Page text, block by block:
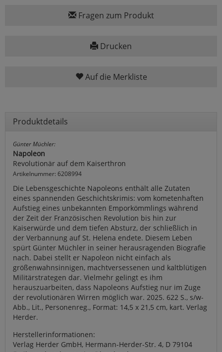
Fragen zum Produkt
Drucken
Auf die Merkliste
Produktdetails
Günter Müchler:
Napoleon
Revolutionär auf dem Kaiserthron
Artikelnummer: 6208994
Die Lebensgeschichte Napoleons enthält alle Zutaten
eines spannenden Geschichtskrimis: vom kometenhaften
Aufstieg eines unbekannten Emporkömmlings während
der Zeit der Französischen Revolution bis hin zur
Kaiserwürde und dem tiefen Absturz, der schließlich in
der Verbannung auf St. Helena endete. Diesem Leben
spürt Günter Müchler in seiner herausragenden Biografie
nach. Dabei stellt er Napoleon nicht einfach als
größenwahnsinnigen, machtversessenen und kaltblütigen
Militärstrategen dar. Vielmehr gelingt es ihm
herauszuarbeiten, dass Napoleons Aufstieg nur im Zuge
der revolutionären Wirren möglich war. 2025. 622 S., s/w-
Abb., Lit., Personenreg., Format: 14,5 x 21,5 cm, kart. Verlag
Herder.
Herstellerinformationen:
Verlag Herder GmbH, Hermann-Herder-Str. 4, D 79104